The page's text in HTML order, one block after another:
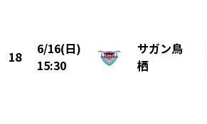
18
6/16(日)
15:30
サガン鳥
栖